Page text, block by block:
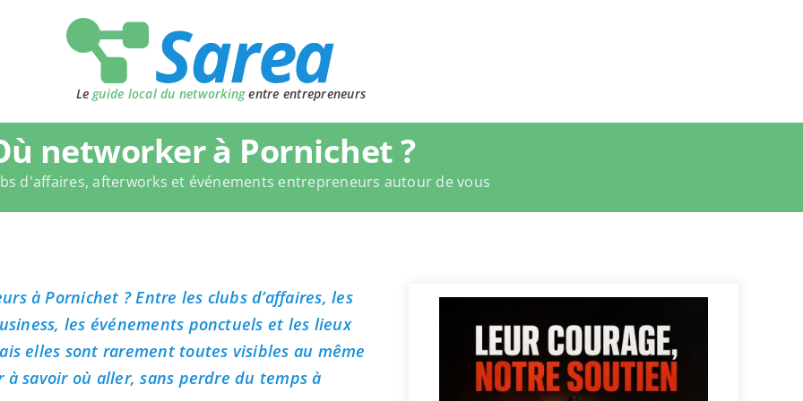
Le guide local du networkingentre entrepreneurs
networker à Pornichet ?
d'affaires, afterworks et événements entrepreneurs autour de vous
à Pornichet ? Entre les clubs d’affaires, les
les événements ponctuels et les lieux
elles sont rarement toutes visibles au même
savoir où aller, sans perdre du temps à